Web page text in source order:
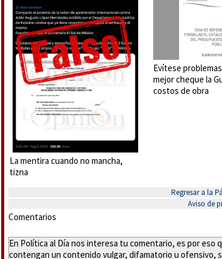
La mentira cuando no mancha,
tizna
Evítese
mejor cheque la
costos de obra
Regresar a la
Aviso de
Comentarios
En Política al Día nos interesa tu comentario, es por eso
contengan un contenido vulgar, difamatorio u ofensivo,